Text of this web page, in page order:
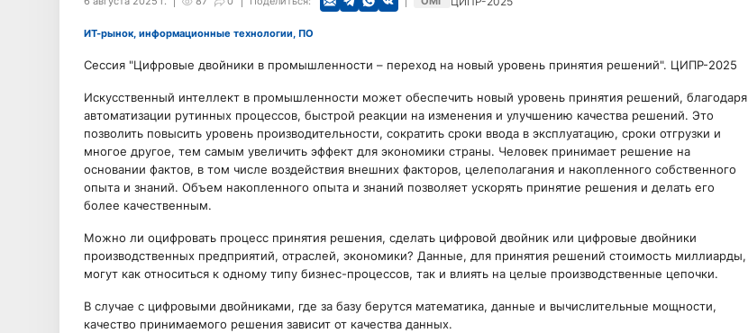
ИТ-рынок, информационные технологии, ПО
Сессия "Цифровые двойники в промышленности – переход на новый уровень принятия решений". ЦИПР-2025
Искусственный интеллект в промышленности может обеспечить новый уровень принятия решений, благодаря
автоматизации рутинных процессов, быстрой реакции на изменения и улучшению качества решений. Это
позволить повысить уровень производительности, сократить сроки ввода в эксплуатацию, сроки отгрузки и
многое другое, тем самым увеличить эффект для экономики страны. Человек принимает решение на
основании фактов, в том числе воздействия внешних факторов, целеполагания и накопленного собственного
опыта и знаний. Объем накопленного опыта и знаний позволяет ускорять принятие решения и делать его
более качественным.
Можно ли оцифровать процесс принятия решения, сделать цифровой двойник или цифровые двойники
производственных предприятий, отраслей, экономики? Данные, для принятия решений стоимость миллиарды,
могут как относиться к одному типу бизнес-процессов, так и влиять на целые производственные цепочки.
В случае с цифровыми двойниками, где за базу берутся математика, данные и вычислительные мощности,
качество принимаемого решения зависит от качества данных.